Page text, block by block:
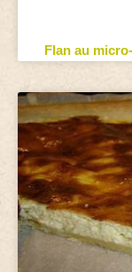
Flan au